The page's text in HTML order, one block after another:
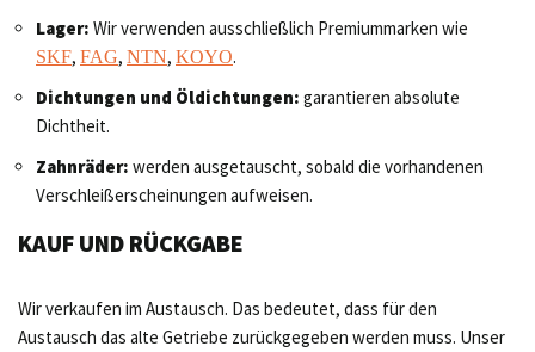
Lager: Wir verwenden ausschließlich Premiummarken wie
SKF, FAG, NTN, KOYO.
Dichtungen und Öldichtungen: garantieren absolute
Dichtheit.
Zahnräder: werden ausgetauscht, sobald die vorhandenen
Verschleißerscheinungen aufweisen.
KAUF UND RÜCKGABE
Wir verkaufen im Austausch. Das bedeutet, dass für den
Austausch das alte Getriebe zurückgegeben werden muss. Unser